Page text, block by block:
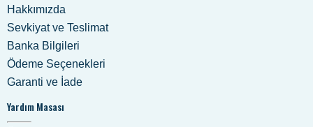
Hakkımızda
Sevkiyat ve Teslimat
Banka Bilgileri
Ödeme Seçenekleri
Garanti ve İade
Yardım Masası